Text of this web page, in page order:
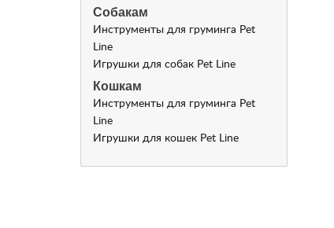
Собакам
Инструменты для груминга Pet
Line
Игрушки для собак Pet Line
Кошкам
Инструменты для груминга Pet
Line
Игрушки для кошек Pet Line